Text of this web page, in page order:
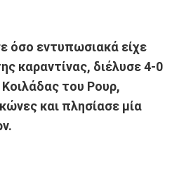
όσο εντυπωσιακά είχε
καραντίνας, διέλυσε 4-0
του Ρουρ,
και πλησίασε μία